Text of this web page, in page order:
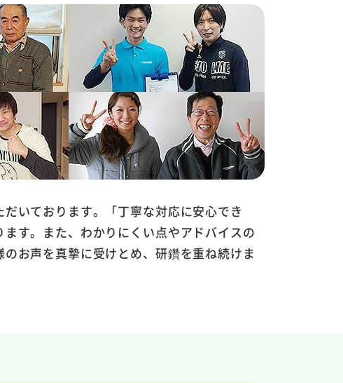
いております。「丁寧な対応に安心でき
す。また、わかりにくい点やアドバイスの
お声を真摯に受けとめ、研鑽を重ね続けま